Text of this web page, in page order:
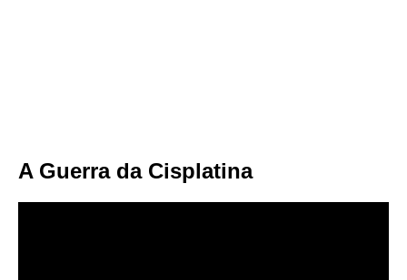
A Guerra da Cisplatina